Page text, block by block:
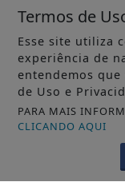
INÍCIO
SOBRE
PAINEL DO
TERMOS DE USO
Termos de
Esse site utiliza
experiência de
entendemos que
de Uso e
PARA MAIS
CLICANDO AQUI